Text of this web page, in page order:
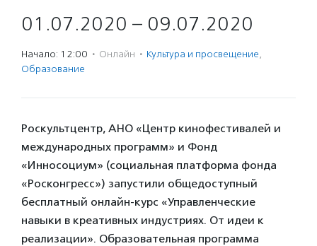
01.07.2020 – 09.07.2020
Начало: 12:00 · Онлайн · Культура и просвещение,
Образование
Роскультцентр, АНО «Центр кинофестивалей и
международных программ» и Фонд
«Инносоциум» (социальная платформа фонда
«Росконгресс») запустили общедоступный
бесплатный онлайн-курс «Управленческие
навыки в креативных индустриях. От идеи к
реализации». Образовательная программа